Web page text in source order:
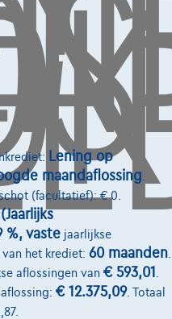
Lening op
maandaflossing
(facultatief): € 0.
%, vaste jaarlijkse
het krediet: 60 maanden
aflossingen van € 593,01
€ 12.375,09. Totaal